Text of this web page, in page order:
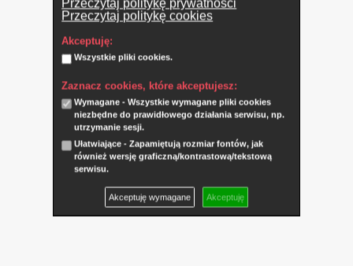
Przeczytaj politykę prywatności
Przeczytaj politykę cookies
Akceptuję:
Wszystkie pliki cookies.
Zaznacz cookies, które akceptujesz:
Wymagane - Wszystkie wymagane pliki cookies
niezbędne do prawidłowego działania serwisu, np.
utrzymanie sesji.
Ułatwiające - Zapamiętują rozmiar fontów, jak
również wersję graficzną/kontrastową/tekstową
serwisu.
Akceptuję wymagane Akceptuję